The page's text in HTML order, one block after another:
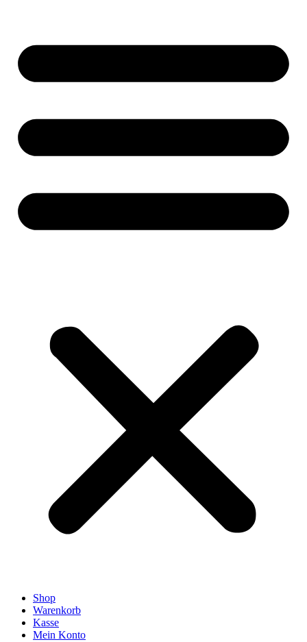
Shop
Warenkorb
Kasse
Mein Konto